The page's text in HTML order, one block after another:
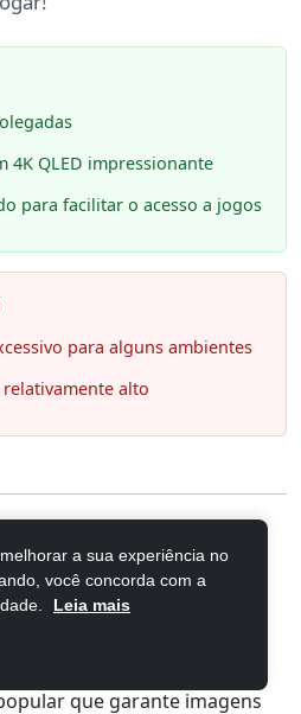
4K QLED impressionante
para facilitar o acesso a jogos
para alguns ambientes
alto
a TV ideal
de apenas considerar o
avaliar a
que garante imagens
a sua experiência no
você concorda com a
Leia mais